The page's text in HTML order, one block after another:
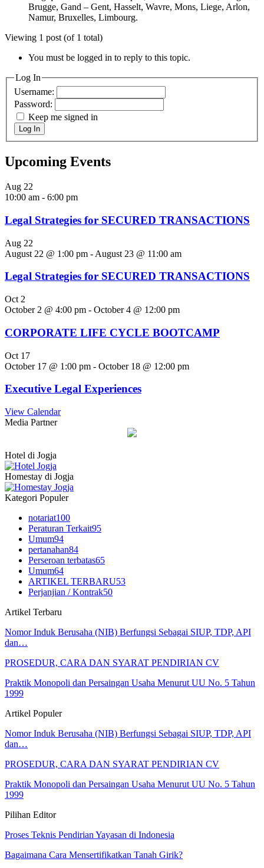
Brugge, Gand – Gent, Hasselt, Wavre, Mons, Liege, Arlon,
Namur, Bruxelles, Limbourg.
Viewing 1 post (of 1 total)
You must be logged in to reply to this topic.
Log In
Username:
Password:
Keep me signed in
Log In
Upcoming Events
Aug 22
10:00 am - 6:00 pm
Legal Strategies for SECURED TRANSACTIONS
Aug 22
August 22 @ 1:00 pm - August 23 @ 11:00 am
Legal Strategies for SECURED TRANSACTIONS
Oct 2
October 2 @ 4:00 pm - October 4 @ 12:00 pm
CORPORATE LIFE CYCLE BOOTCAMP
Oct 17
October 17 @ 1:00 pm - October 18 @ 12:00 pm
Executive Legal Experiences
View Calendar
Media Partner
Hotel di Jogja
Homestay di Jogja
Kategori Populer
notariat100
Peraturan Terkait95
Umum94
pertanahan84
Perseroan terbatas65
Umum64
ARTIKEL TERBARU53
Perjanjian / Kontrak50
Artikel Terbaru
Nomor Induk Berusaha (NIB) Berfungsi Sebagai SIUP, TDP, API
dan…
PROSEDUR, CARA DAN SYARAT PENDIRIAN CV
Praktik Monopoli dan Persaingan Usaha Menurut UU No. 5 Tahun
1999
Artikel Populer
Nomor Induk Berusaha (NIB) Berfungsi Sebagai SIUP, TDP, API
dan…
PROSEDUR, CARA DAN SYARAT PENDIRIAN CV
Praktik Monopoli dan Persaingan Usaha Menurut UU No. 5 Tahun
1999
Pilihan Editor
Proses Teknis Pendirian Yayasan di Indonesia
Bagaimana Cara Mensertifikatkan Tanah Girik?